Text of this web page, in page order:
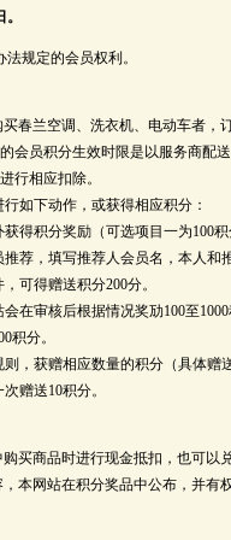
规定的会员权利。
买春兰空调、洗衣机、电动车者，
会员积分生效时限是以服务商配
行相应扣除。
如下动作，或获得相应积分：
得积分奖励（可选项目一为100
荐，填写推荐人会员名，本人和
可得赠送积分200分。
在审核后根据情况奖劢100至
积分。
，获赠相应数量的积分（具体赠
赠送10积分。
买商品时进行现金抵扣，也可以
本网站在积分奖品中公布，并有